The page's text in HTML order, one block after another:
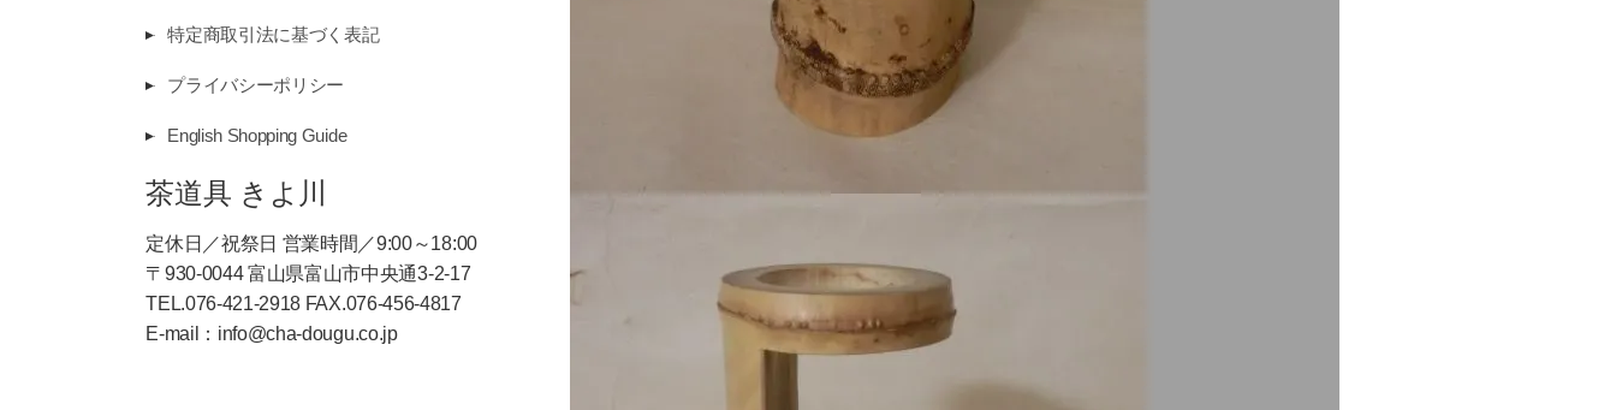
特定商取引法に基づく表記
プライバシーポリシー
English Shopping Guide
茶道具 きよ川
定休日／祝祭日 営業時間／9:00～18:00
〒930-0044 富山県富山市中央通3-2-17
TEL.076-421-2918 FAX.076-456-4817
E-mail：info@cha-dougu.co.jp